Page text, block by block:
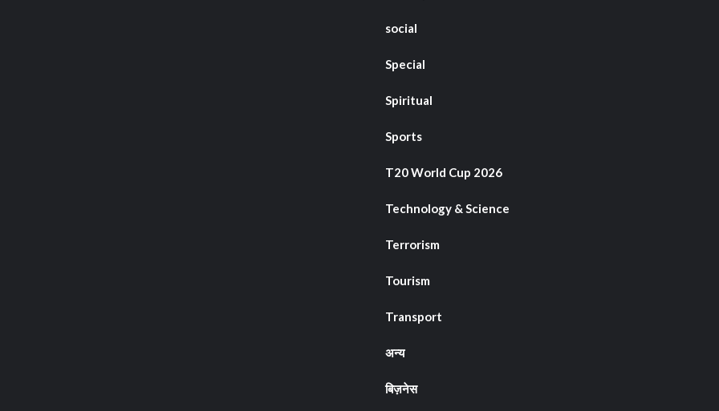
social
Special
Spiritual
Sports
T20 World Cup 2026
Technology & Science
Terrorism
Tourism
Transport
अन्य
बिज़नेस